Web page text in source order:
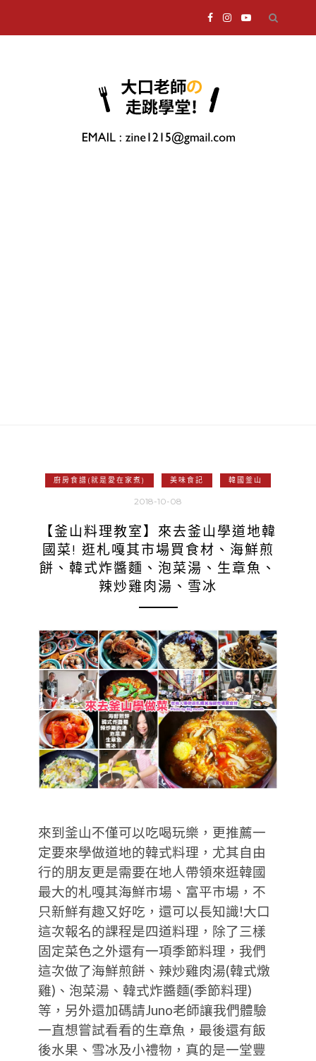
廚房食譜(就是愛在家煮) 美味食記 韓國釜山
2018-10-08
【釜山料理教室】來去釜山學道地韓
國菜! 逛札嘎其市場買食材、海鮮煎
餅、韓式炸醬麵、泡菜湯、生章魚、
辣炒雞肉湯、雪冰
來到釜山不僅可以吃喝玩樂，更推薦一
定要來學做道地的韓式料理，尤其自由
行的朋友更是需要在地人帶領來逛韓國
最大的札嘎其海鮮市場、富平市場，不
只新鮮有趣又好吃，還可以長知識!大口
這次報名的課程是四道料理，除了三樣
固定菜色之外還有一項季節料理，我們
這次做了海鮮煎餅、辣炒雞肉湯(韓式燉
雞)、泡菜湯、韓式炸醬麵(季節料理)
等，另外還加碼請Juno老師讓我們體驗
一直想嘗試看看的生章魚，最後還有飯
後水果、雪冰及小禮物，真的是一堂豐